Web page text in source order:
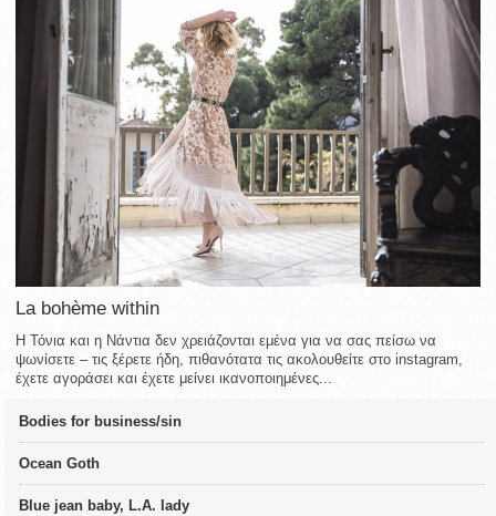
La bohème within
Η Τόνια και η Νάντια δεν χρειάζονται εμένα για να σας πείσω να
ψωνίσετε – τις ξέρετε ήδη, πιθανότατα τις ακολουθείτε στο instagram,
έχετε αγοράσει και έχετε μείνει ικανοποιημένες...
Bodies for business/sin
Ocean Goth
Blue jean baby, L.A. lady